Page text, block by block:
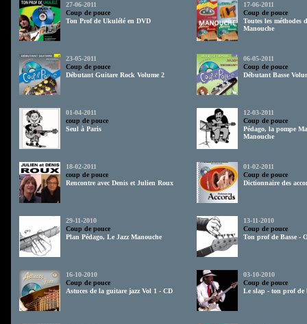
27-06-2011
Coup de pouce
Ton Prof de Ukulélé en DVD
17-06-2011
Coup de pouce
Toutes les méthodes
Manouche
23-05-2011
Coup de pouce
Débutant Guitare Rock Volume 2
06-05-2011
Coup de pouce
Débutant Basse
01-04-2011
coup de pouce
Seul à Paris
12-03-2011
Coup de pouce
Pédago, la pompe
Manouche
18-02-2011
coup de pouce
Rencontre avec Denis et Julien Roux
01-02-2011
Coup de pouce
Dictionnaire des
29-11-2010
Coup de pouce
Plan Pédago, Le Jazz Manouche
13-11-2010
Coup de pouce
Ton prof de Basse -
16-10-2010
Coup de pouce
Astuces de la guitare jazz Vol 1 - CD
03-10-2010
Coup de pouce
Le slap - ton prof de